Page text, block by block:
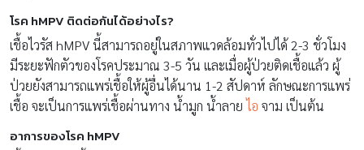
โรค hMPV ติดต่อกันได้อย่างไร?
เชื้อไวรัส hMPV นี้สามารถอยู่ในสภาพแวดล้อมทั่วไปได้ 2-3 ชั่วโมง
มีระยะฟักตัวของโรคประมาณ 3-5 วัน และเมื่อผู้ป่วยติดเชื้อแล้ว ผู้
ป่วยยังสามารถแพร่เชื้อให้ผู้อื่นได้นาน 1-2 สัปดาห์ ลักษณะการแพร่
เชื้อ จะเป็นการแพร่เชื้อผ่านทาง น้ำมูก น้ำลายไอ จาม เป็นต้น
อาการของโรค hMPV